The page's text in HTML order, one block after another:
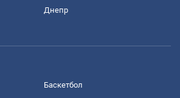
Днепр
Баскетбол